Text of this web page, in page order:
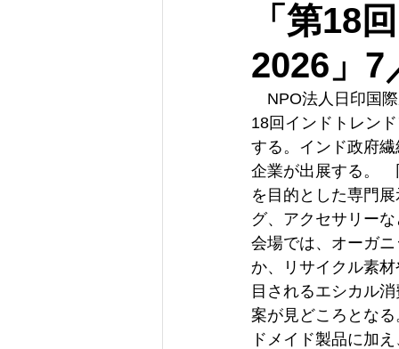
「第18
2026」7
NPO法人日印国際
18回インドトレン
する。インド政府
企業が出展する。
を目的とした専門
グ、アクセサリー
会場では、オーガ
か、リサイクル素
目されるエシカル
案が見どころとな
ドメイド製品に加